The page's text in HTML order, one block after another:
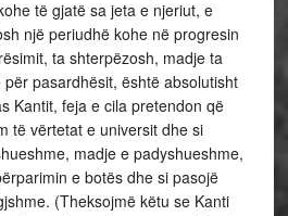
të gjatë sa jeta e njeriut, e
një periudhë kohe në progresin
ta shterpëzosh, madje ta
pasardhësit, është absolutisht
Kantit, feja e cila pretendon që
të vërtetat e universit dhe si
madje e padyshueshme,
e botës dhe si pasojë
(Theksojmë këtu se Kanti